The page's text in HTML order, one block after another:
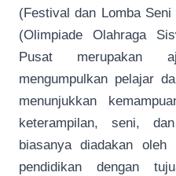
(Festival dan Lomba
(Olimpiade Olahraga
Pusat merupakan
mengumpulkan pelajar
menunjukkan
keterampilan, seni,
biasanya diadakan oleh
pendidikan dengan